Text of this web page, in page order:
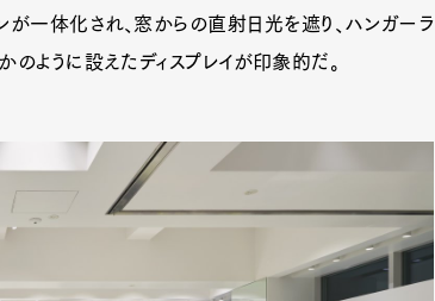
一体化され、窓からの直射日光を遮り、ハンガーラ
ように設えたディスプレイが印象的だ。